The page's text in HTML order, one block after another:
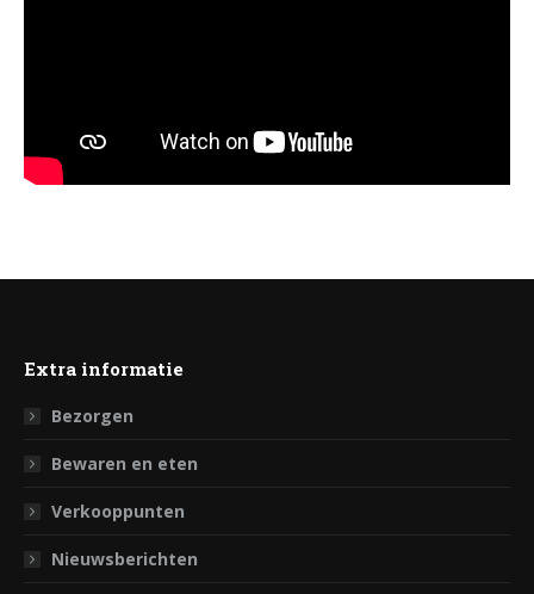
Extra informatie
Bezorgen
Bewaren en eten
Verkooppunten
Nieuwsberichten